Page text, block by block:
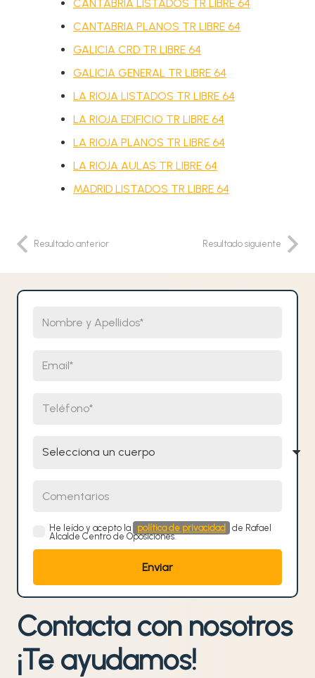
CANTABRIA LISTADOS TR LIBRE 64
CANTABRIA PLANOS TR LIBRE 64
GALICIA CRD TR LIBRE 64
GALICIA GENERAL TR LIBRE 64
LA RIOJA LISTADOS TR LIBRE 64
LA RIOJA EDIFICIO TR LIBRE 64
LA RIOJA PLANOS TR LIBRE 64
LA RIOJA AULAS TR LIBRE 64
MADRID LISTADOS TR LIBRE 64
Resultado anterior Resultado siguiente
He leído y acepto la política de privacidad
de Rafael
Alcalde Centro de Oposiciones.
Contacta con nosotros
¡Te ayudamos!